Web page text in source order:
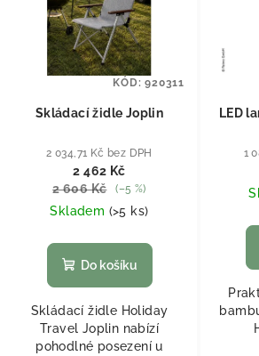
Skládací židle Joplin
2 034,71 Kč bez DPH
2 462 Kč
2 606 Kč
(–5 %)
Skladem (>5 ks)
Do košíku
Skládací židle Holiday
Travel Joplin nabízí
pohodlné posezení u
KÓD:920311
LED
1